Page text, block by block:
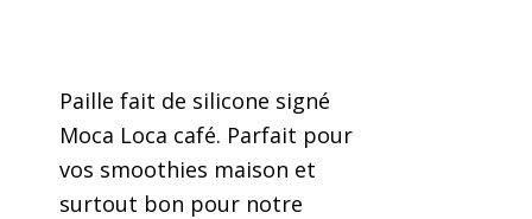
Paille fait de silicone signé
Moca Loca café. Parfait pour
vos smoothies maison et
surtout bon pour notre